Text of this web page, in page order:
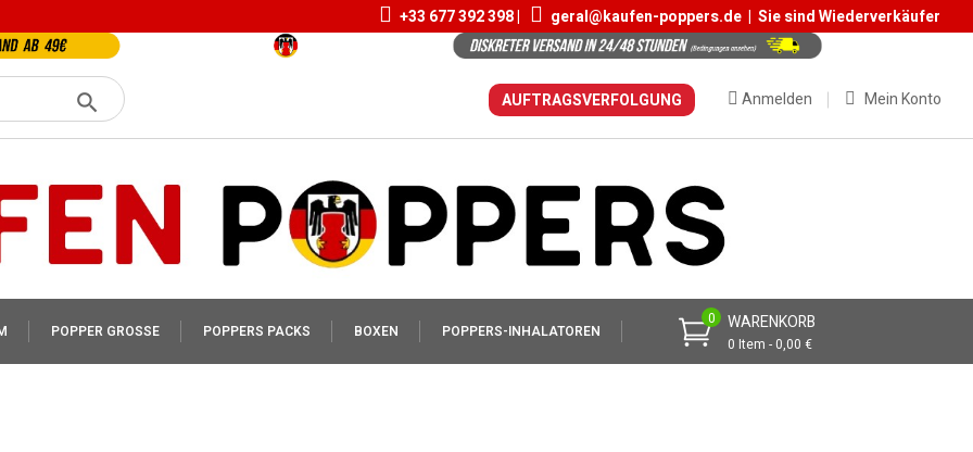
+33 677 392 398 | geral@kaufen-poppers.de | Sie sind Wiederverkäufer
Mein Konto
Anmelden
AUFTRAGSVERFOLGUNG
WARENKORB
0 Item - 0,00 €
0
POPPER GROSSE POPPERS PACKS BOXEN POPPERS-INHALATOREN